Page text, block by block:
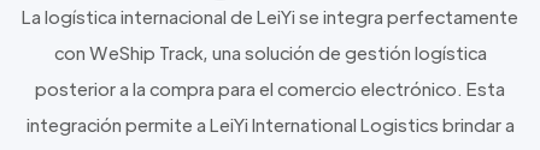
La logística internacional de LeiYi se integra perfectamente
con WeShip Track, una solución de gestión logística
posterior a la compra para el comercio electrónico. Esta
integración permite a LeiYi International Logistics brindar a